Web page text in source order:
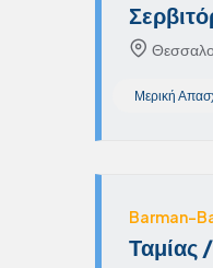
Μερική
Barman-
Ταμίας